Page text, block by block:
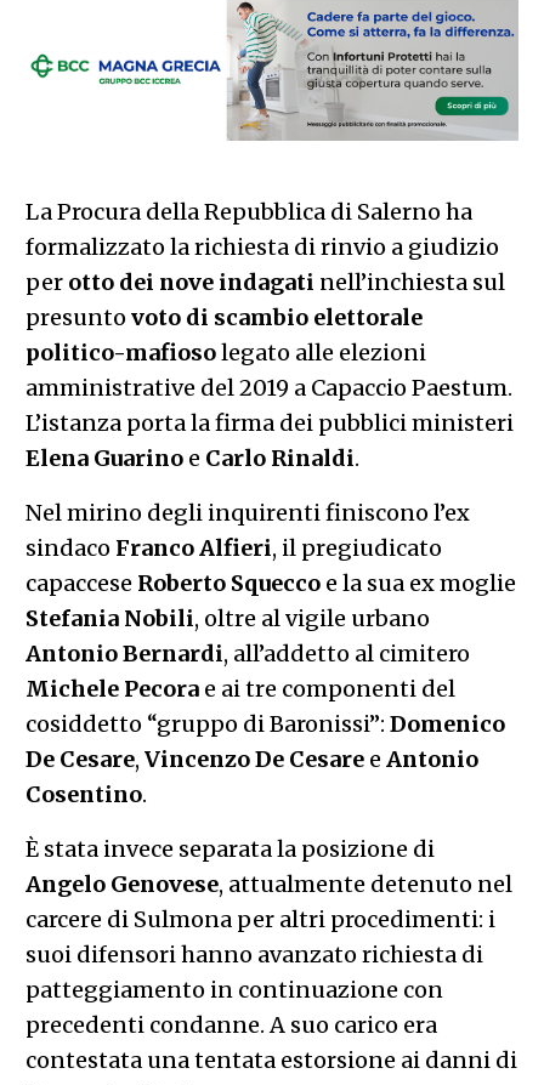
La Procura della Repubblica di Salerno ha
formalizzato la richiesta di rinvio a giudizio
per otto dei nove indagati nell’inchiesta sul
presunto voto di scambio elettorale
politico-mafiosolegato alle elezioni
amministrative del 2019 a Capaccio Paestum.
L’istanza porta la firma dei pubblici ministeri
Elena Guarinoe Carlo Rinaldi.
Nel mirino degli inquirenti finiscono l’ex
sindaco Franco Alfieri, il pregiudicato
capaccese Roberto Squeccoe la sua ex moglie
Stefania Nobili, oltre al vigile urbano
Antonio Bernardi, all’addetto al cimitero
Michele Pecorae ai tre componenti del
cosiddetto “gruppo di Baronissi”: Domenico
De Cesare, Vincenzo De Cesaree Antonio
Cosentino.
È stata invece separata la posizione di
Angelo Genovese, attualmente detenuto nel
carcere di Sulmona per altri procedimenti: i
suoi difensori hanno avanzato richiesta di
patteggiamento in continuazione con
precedenti condanne. A suo carico era
contestata una tentata estorsione ai danni di